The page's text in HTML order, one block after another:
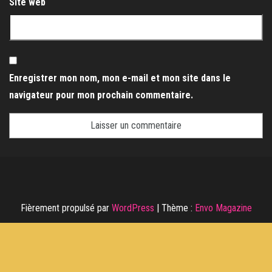
Enregistrer mon nom, mon e-mail et mon site dans le
navigateur pour mon prochain commentaire.
Fièrement propulsé par WordPress | Thème : Envo Magazine